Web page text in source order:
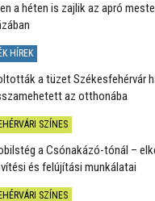
a héten is zajlik az apró
HÍREK
a tüzet Székesfehérvár
az otthonába
SZÍNES
a Csónakázó-tónál –
és felújítási munkálatai
SZÍNES